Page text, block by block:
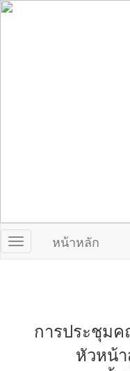
หน้าหลัก
การประชุม
หัวหน้